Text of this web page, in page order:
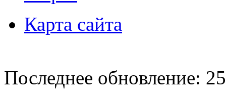
Карта сайта
Последнее обновление: